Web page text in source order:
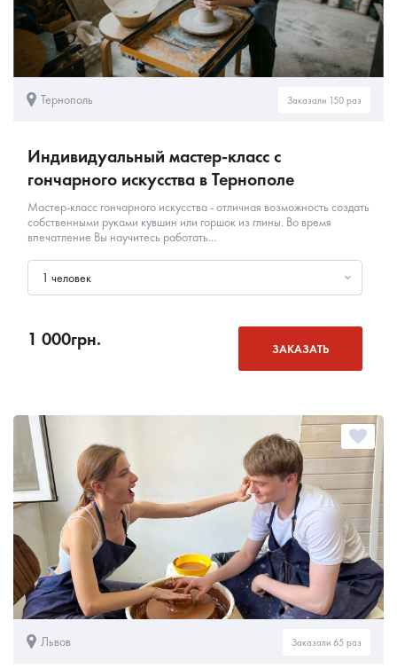
Тернополь Заказали 150 раз
Индивидуальный мастер-класс с
гончарного искусства в Тернополе
Мастер-класс гончарного искусства - отличная возможность создать
собственными руками кувшин или горшок из глины. Во время
впечатление Вы научитесь работать...
1 человек
1 000грн. ЗАКАЗАТЬ
Львов Заказали 65 раз